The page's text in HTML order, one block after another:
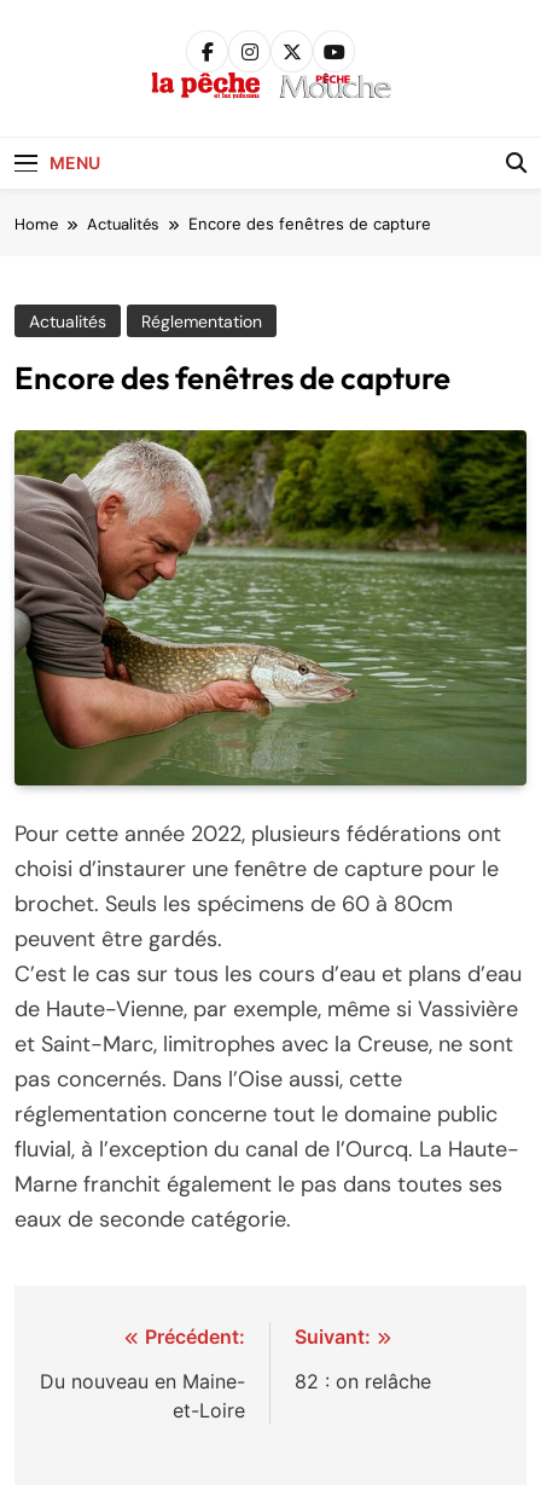
MENU
Home Actualités Encore des fenêtres de capture
Actualités Réglementation
Encore des fenêtres de capture
Pour cette année 2022, plusieurs fédérations ont
choisi d’instaurer une fenêtre de capture pour le
brochet. Seuls les spécimens de 60 à 80cm
peuvent être gardés.
C’est le cas sur tous les cours d’eau et plans d’eau
de Haute-Vienne, par exemple, même si Vassivière
et Saint-Marc, limitrophes avec la Creuse, ne sont
pas concernés. Dans l’Oise aussi, cette
réglementation concerne tout le domaine public
fluvial, à l’exception du canal de l’Ourcq. La Haute-
Marne franchit également le pas dans toutes ses
eaux de seconde catégorie.
Navigation
de
Précédent:
Du nouveau en Maine-
et-Loire
Suivant:
82 : on relâche